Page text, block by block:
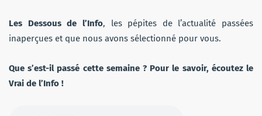
Les Dessous de l’Info, les pépites de l’actualité passées
inaperçues et que nous avons sélectionné pour vous.
Que s’est-il passé cette semaine ? Pour le savoir, écoutez le
Vrai de l’Info !